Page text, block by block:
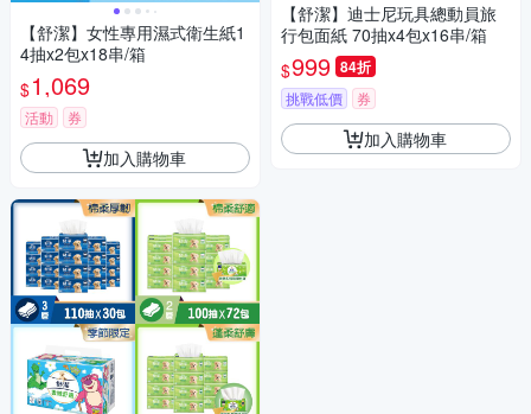
【舒潔】女性專用濕式衛生紙1
4抽x2包x18串/箱
$1,069
活動 券
加入購物車
【舒潔】迪士尼玩具總動員旅
行包面紙 70抽x4包x16串/箱
$999 84折
挑戰低價 券
加入購物車